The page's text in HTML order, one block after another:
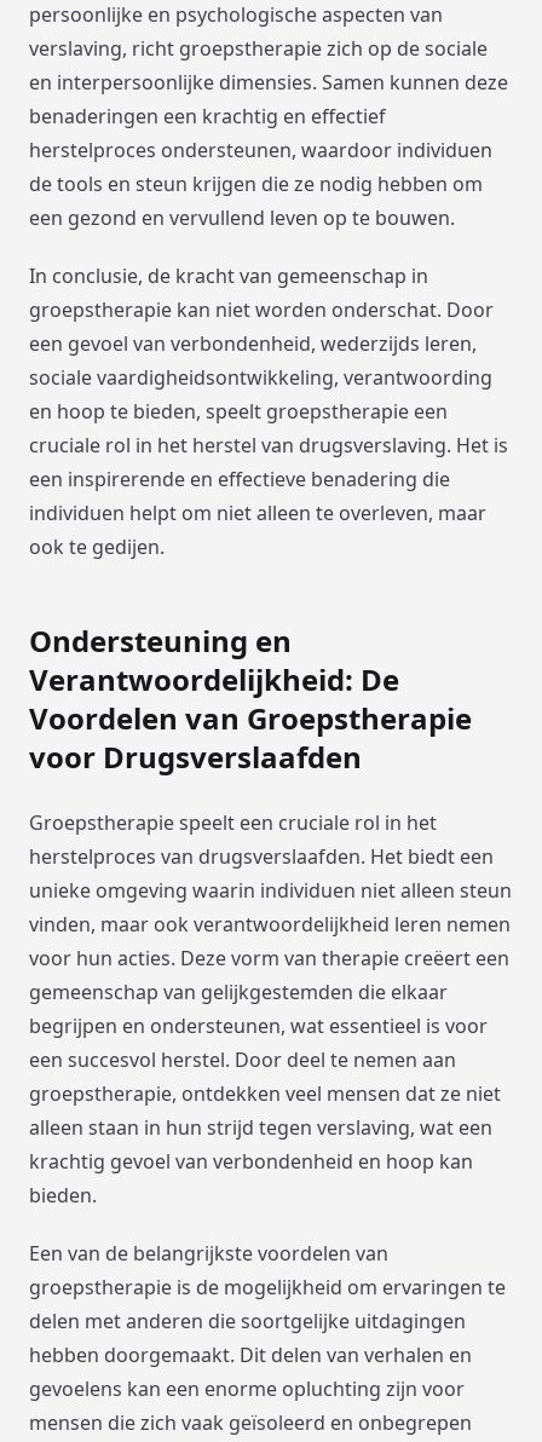
persoonlijke en psychologische aspecten van
verslaving, richt groepstherapie zich op de sociale
en interpersoonlijke dimensies. Samen kunnen deze
benaderingen een krachtig en effectief
herstelproces ondersteunen, waardoor individuen
de tools en steun krijgen die ze nodig hebben om
een gezond en vervullend leven op te bouwen.
In conclusie, de kracht van gemeenschap in
groepstherapie kan niet worden onderschat. Door
een gevoel van verbondenheid, wederzijds leren,
sociale vaardigheidsontwikkeling, verantwoording
en hoop te bieden, speelt groepstherapie een
cruciale rol in het herstel van drugsverslaving. Het is
een inspirerende en effectieve benadering die
individuen helpt om niet alleen te overleven, maar
ook te gedijen.
Ondersteuning en
Verantwoordelijkheid: De
Voordelen van Groepstherapie
voor Drugsverslaafden
Groepstherapie speelt een cruciale rol in het
herstelproces van drugsverslaafden. Het biedt een
unieke omgeving waarin individuen niet alleen steun
vinden, maar ook verantwoordelijkheid leren nemen
voor hun acties. Deze vorm van therapie creëert een
gemeenschap van gelijkgestemden die elkaar
begrijpen en ondersteunen, wat essentieel is voor
een succesvol herstel. Door deel te nemen aan
groepstherapie, ontdekken veel mensen dat ze niet
alleen staan in hun strijd tegen verslaving, wat een
krachtig gevoel van verbondenheid en hoop kan
bieden.
Een van de belangrijkste voordelen van
groepstherapie is de mogelijkheid om ervaringen te
delen met anderen die soortgelijke uitdagingen
hebben doorgemaakt. Dit delen van verhalen en
gevoelens kan een enorme opluchting zijn voor
mensen die zich vaak geïsoleerd en onbegrepen